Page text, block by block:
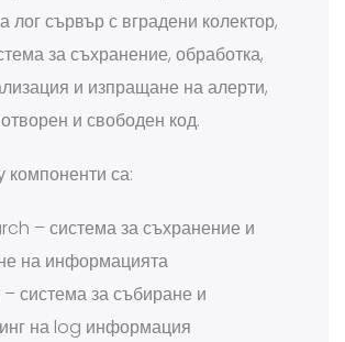
лог сървър с вградени колектор,
за съхранение, обработка,
и изпращане на алерти,
и свободен код.
са:
– система за съхранение и
на информацията
система за събиране и
на log информация